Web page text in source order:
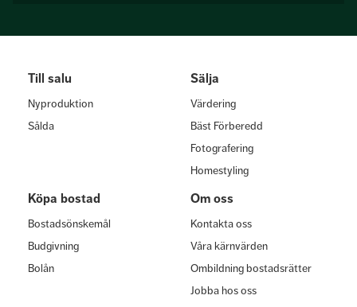
Till salu
Nyproduktion
Sålda
Sälja
Värdering
Bäst Förberedd
Fotografering
Homestyling
Köpa bostad
Bostadsönskemål
Budgivning
Bolån
Om oss
Kontakta oss
Våra kärnvärden
Ombildning bostadsrätter
Jobba hos oss